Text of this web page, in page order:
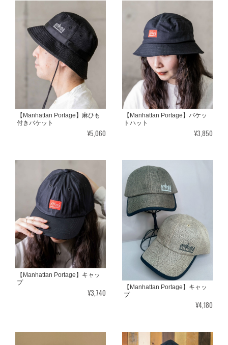
【Manhattan Portage】麻ひも
付きバケット
¥5,060
【Manhattan Portage】バケッ
トハット
¥3,850
【Manhattan Portage】キャッ
プ
¥3,740
【Manhattan Portage】キャッ
プ
¥4,180